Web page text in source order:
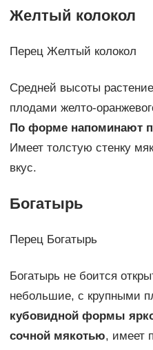
Желтый колокол
Перец Желтый колокол
Средней высоты
плодами желто-
По форме напоминают
Имеет толстую стенку
вкус.
Богатырь
Перец Богатырь
Богатырь не боится
небольшие, с крупными
кубовидной формы
сочной мякотью, имеет